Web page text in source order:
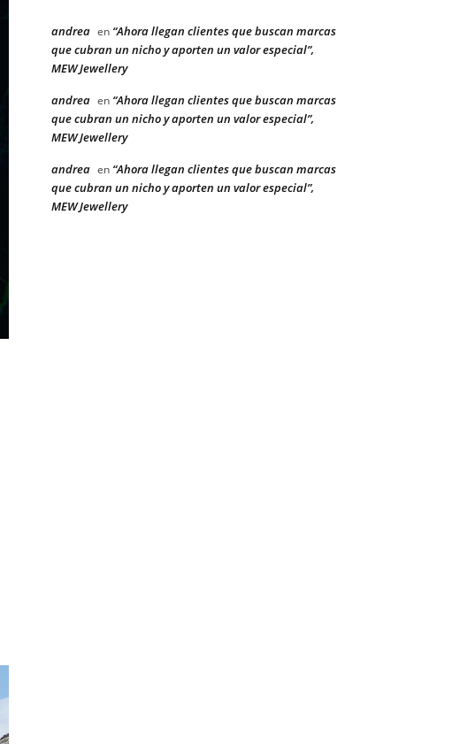
andrea en “Ahora llegan clientes que buscan marcas
que cubran un nicho y aporten un valor especial”,
MEW Jewellery
andrea en “Ahora llegan clientes que buscan marcas
que cubran un nicho y aporten un valor especial”,
MEW Jewellery
andrea en “Ahora llegan clientes que buscan marcas
que cubran un nicho y aporten un valor especial”,
MEW Jewellery